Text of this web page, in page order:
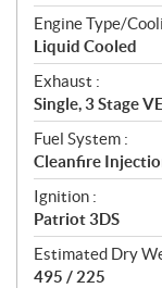
Engine Type/
Liquid Cooled
Exhaust :
Single, 3 Stage
Fuel System :
Cleanfire
Ignition :
Patriot 3DS
Estimated Dry
495 / 225